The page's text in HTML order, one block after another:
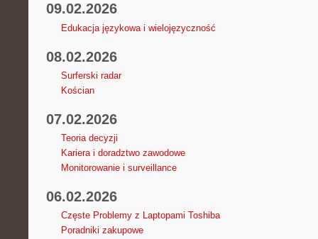
09.02.2026
Edukacja językowa i wielojęzyczność
08.02.2026
Surferski radar
Kościan
07.02.2026
Teoria decyzji
Kariera i doradztwo zawodowe
Monitorowanie i surveillance
06.02.2026
Częste Problemy z Laptopami Toshiba
Poradniki zakupowe